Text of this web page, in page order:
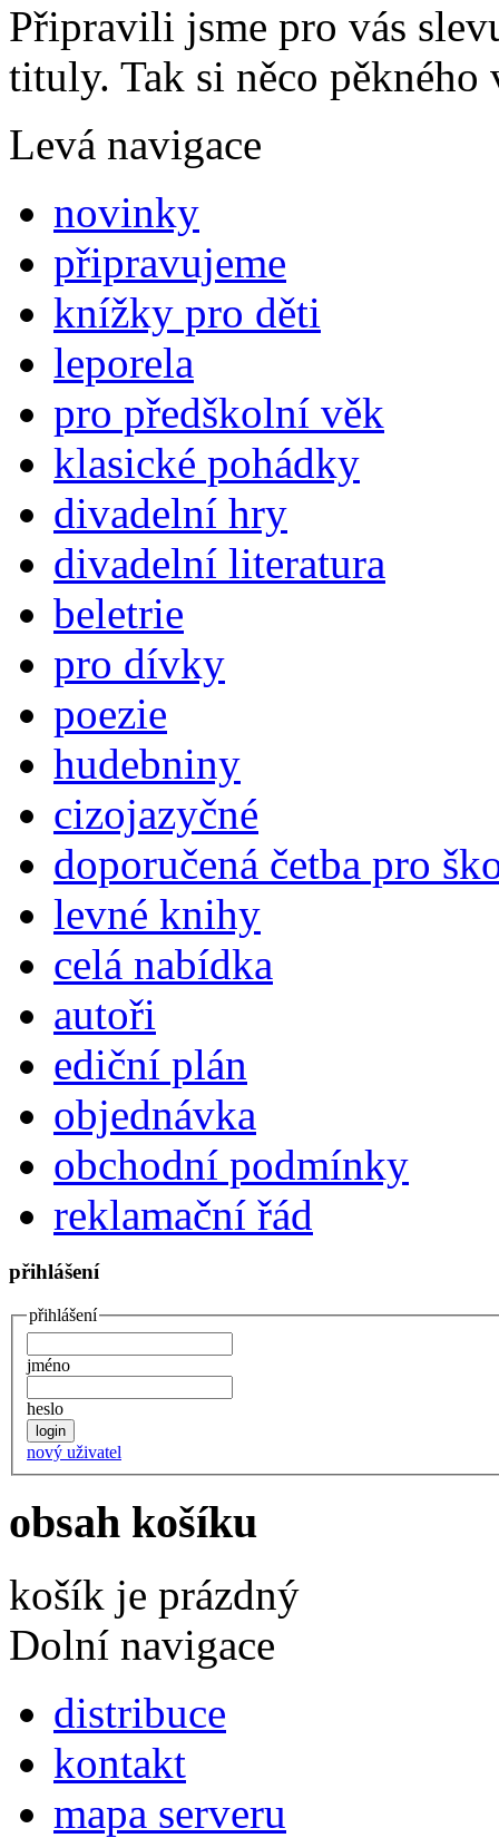
Připravili jsme pro vás
tituly. Tak si něco pěkného
Levá navigace
novinky
připravujeme
knížky pro děti
leporela
pro předškolní věk
klasické pohádky
divadelní hry
divadelní literatura
beletrie
pro dívky
poezie
hudebniny
cizojazyčné
doporučená četba pro
levné knihy
celá nabídka
autoři
ediční plán
objednávka
obchodní podmínky
reklamační řád
přihlášení
přihlášení
jméno
heslo
nový uživatel
obsah košíku
košík je prázdný
Dolní navigace
distribuce
kontakt
mapa serveru